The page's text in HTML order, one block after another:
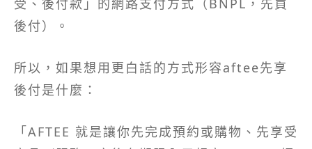
受、後付款」的網路支付方式（BNPL，先買
後付）。
所以，如果想用更白話的方式形容aftee先享
後付是什麼：
「AFTEE 就是讓你先完成預約或購物、先享受